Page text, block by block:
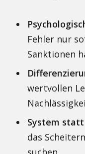
Fehler nur
Sanktionen
wertvollen
System statt
das